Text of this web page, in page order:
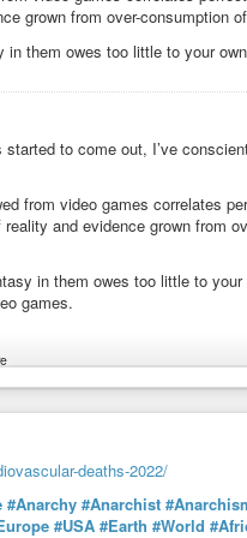
grown from over-consumption of
them owes too little to your
to come out, I’ve
from video games correlates
and evidence grown from
in them owes too little to
games.
deaths-2022/
#Anarchy #Anarchist
#USA #Earth #World